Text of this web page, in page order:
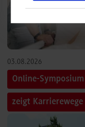
03.08.2026
Online-
zeigt